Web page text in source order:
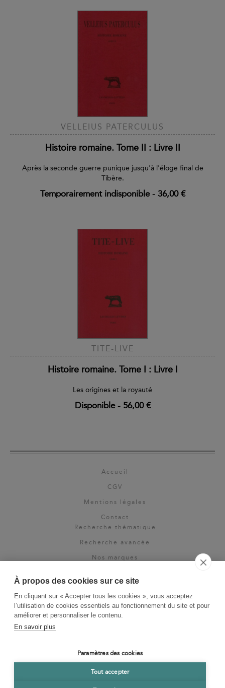
À propos des cookies sur ce site
En cliquant sur « Accepter tous les cookies », vous acceptez
l’utilisation de cookies essentiels au fonctionnement du site et pour
améliorer et personnaliser le contenu.
En savoir plus
Paramètres des cookies
Tout accepter
VELLEIUS PATERCULUS
Histoire romaine. Tome II : Livre II
Après la seconde guerre punique jusqu'à l'éloge final de
Tibère.
Temporairement indisponible- 36,00 €
TITE-LIVE
Histoire romaine. Tome I : Livre I
Les origines et la royauté
Disponible- 56,00 €
Accueil
CGV
Mentions légales
Contact
Recherche thématique
Recherche avancée
Nos marques
Espace pro
Newsletter
La Vie des Classiques